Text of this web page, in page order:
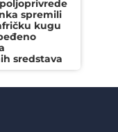
spremili
kugu
sredstava